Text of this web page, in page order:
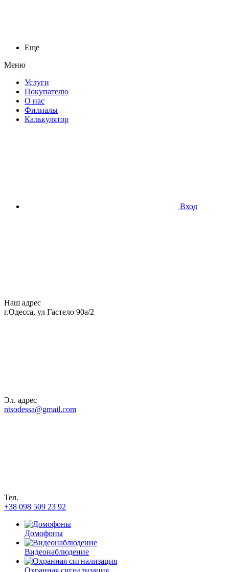
Еще
Меню
Услуги
Покупателю
О нас
Филиалы
Калькулятор
Вход
Наш адрес
г.Одесса, ул Гастело 90а/2
Эл. адрес
ntsodessa@gmail.com
Тел.
+38 098 509 23 92
Домофоны
Видеонаблюдение
Охранная сигнализация